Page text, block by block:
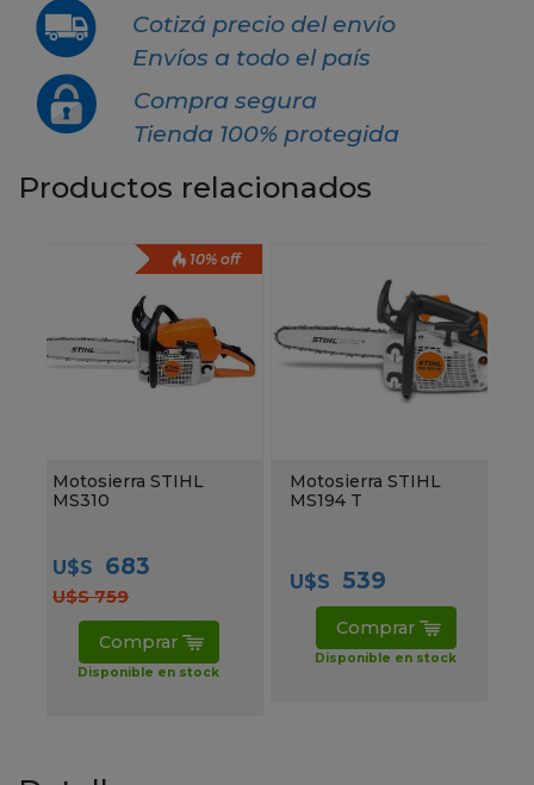
Cotizá precio del envío
Envíos a todo el país
Compra segura
Tienda 100% protegida
Productos relacionados
10% off
Motosierra STIHL
MS310
U$S 683
U$S 759
Disponible en stock
Comprar
Motosierra STIHL
MS194 T
U$S 539
Disponible en stock
Comprar